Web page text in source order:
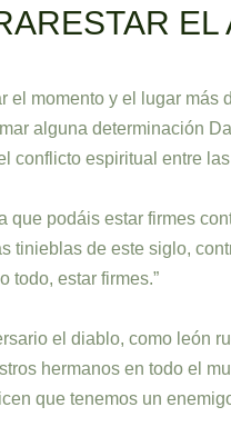
EL
el momento y el lugar más
alguna determinación
conflicto espiritual entre
que podáis estar firmes
tinieblas de este siglo,
todo, estar firmes.”
el diablo, como león
hermanos en todo el
que tenemos un